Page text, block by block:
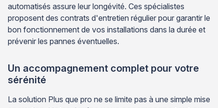
automatisés assure leur longévité. Ces spécialistes
proposent des contrats d'entretien régulier pour garantir le
bon fonctionnement de vos installations dans la durée et
prévenir les pannes éventuelles.
Un accompagnement complet pour votre
sérénité
La solution Plus que pro ne se limite pas à une simple mise